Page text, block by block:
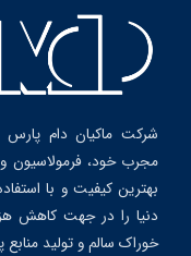
شرکت ماکیان دام
مجرب خود، فرمولاسیون و
بهترین کیفیت و با
دنیا را در جهت کاهش
خوراک سالم و تولید